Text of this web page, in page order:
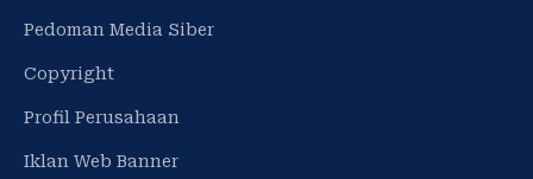
Pedoman Media Siber
Copyright
Profil Perusahaan
Iklan Web Banner